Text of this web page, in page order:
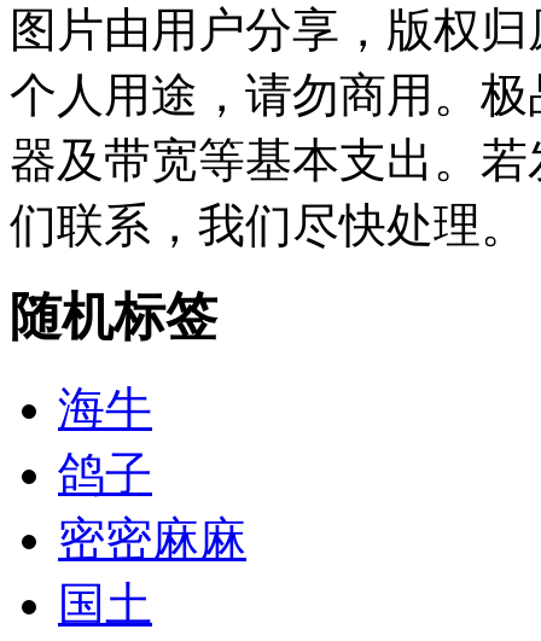
图片由用户分享，版权
个人用途，请勿商用。
器及带宽等基本支出。
们联系，我们尽快处理。
随机标签
海牛
鸽子
密密麻麻
国土